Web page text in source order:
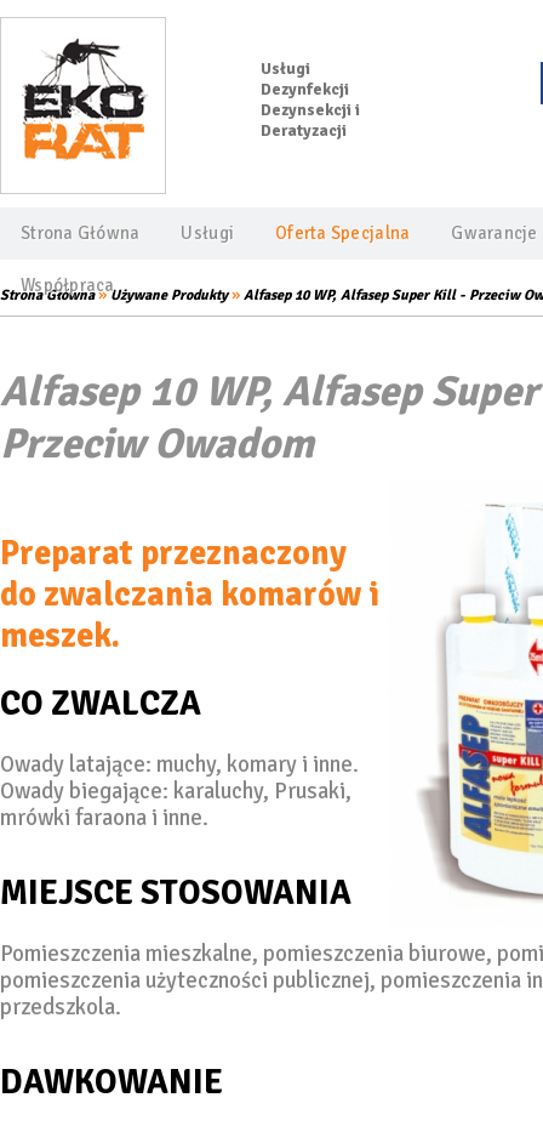
Strona Główna Usługi Oferta Specjalna Gwarancje
Współpraca
Usługi
Dezynfekcji
Dezynsekcji i
Deratyzacji
Strona Główna »Używane Produkty » Alfasep 10 WP, Alfasep Super Kill - Przeciw
Alfasep 10 WP, Alfasep
Przeciw Owadom
Preparat przeznaczony
do zwalczania komarów i
meszek.
CO ZWALCZA
Owady latające: muchy, komary i inne.
Owady biegające: karaluchy, Prusaki,
mrówki faraona i inne.
MIEJSCE STOSOWANIA
Pomieszczenia mieszkalne, pomieszczenia biurowe,
pomieszczenia użyteczności publicznej, pomieszczenia
przedszkola.
DAWKOWANIE